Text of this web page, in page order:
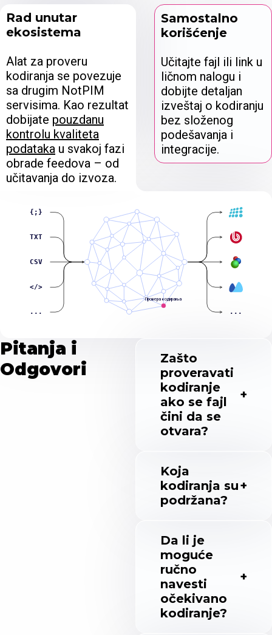
Rad unutar
ekosistema
Alat za proveru
kodiranja se povezuje
sa drugim NotPIM
servisima. Kao rezultat
dobijate pouzdanu
kontrolu kvaliteta
podataka u svakoj fazi
obrade feedova – od
učitavanja do izvoza.
Samostalno
korišćenje
Učitajte fajl ili link u
ličnom nalogu i
dobijte detaljan
izveštaj o kodiranju
bez složenog
podešavanja i
integracije.
{;}
TXT
CSV
</>
...
Провера кодирања
...
Pitanja i
Odgovori
Zašto
proveravati
kodiranje
ako se fajl
čini da se
otvara?
Koja
kodiranja su
podržana?
Da li je
moguće
ručno
navesti
očekivano
kodiranje?